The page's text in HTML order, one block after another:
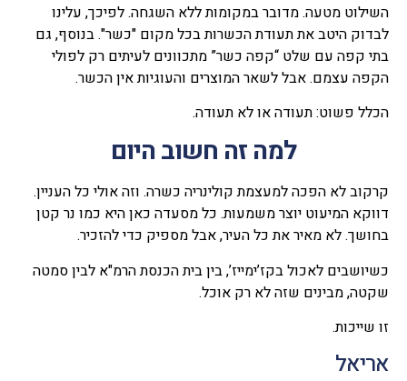
השילוט מטעה. מדובר במקומות ללא השגחה. לפיכך, עלינו
לבדוק היטב את תעודת הכשרות בכל מקום "כשר". בנוסף, גם
בתי קפה עם שלט “קפה כשר” מתכוונים לעיתים רק לפולי
הקפה עצמם. אבל לשאר המוצרים והעוגיות אין הכשר.
הכלל פשוט: תעודה או לא תעודה.
למה זה חשוב היום
קרקוב לא הפכה למעצמת קולינריה כשרה. וזה אולי כל העניין.
דווקא המיעוט יוצר משמעות. כל מסעדה כאן היא כמו נר קטן
בחושך. לא מאיר את כל העיר, אבל מספיק כדי להזכיר.
כשיושבים לאכול בקז’ימייז’, בין בית הכנסת הרמ"א לבין סמטה
שקטה, מבינים שזה לא רק אוכל.
זו שייכות.
אריאל